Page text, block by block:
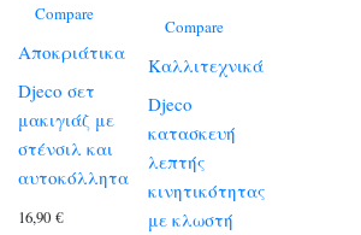
Compare
Αποκριάτικα
Djeco σετ
μακιγιάζ με
στένσιλ και
αυτοκόλλητα
16,90 €
Compare
Καλλιτεχνικά
Djeco
κατασκευή
λεπτής
κινητικότητας
με κλωστή